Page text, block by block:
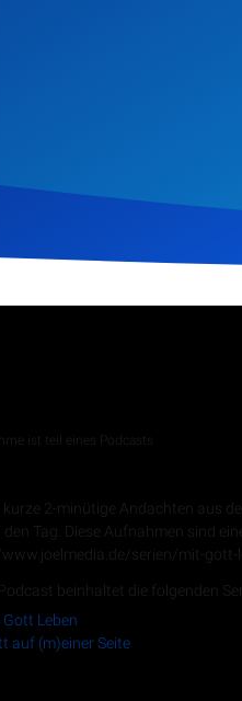
ist teil eines Podcasts
kurze 2-minütige Andachten aus
Tag. Diese Aufnahmen sind
www.joelmedia.de/serien/mit-gott-
Podcast beinhaltet die folgenden
Gott Leben
auf (m)einer Seite